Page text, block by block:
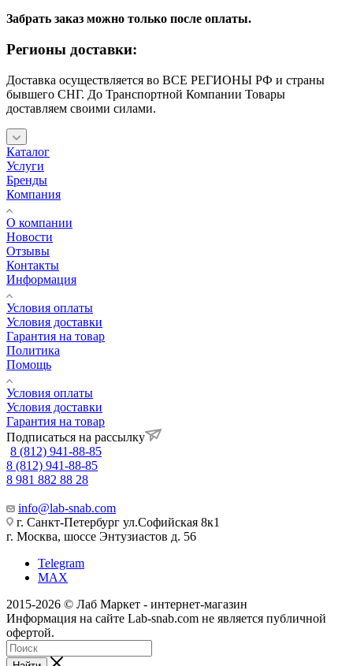
Забрать заказ можно только после оплаты.
Регионы доставки:
Доставка осуществляется во ВСЕ РЕГИОНЫ РФ и страны
бывшего СНГ. До Транспортной Компании Товары
доставляем своими силами.
Каталог
Услуги
Бренды
Компания
О компании
Новости
Отзывы
Контакты
Информация
Условия оплаты
Условия доставки
Гарантия на товар
Политика
Помощь
Условия оплаты
Условия доставки
Гарантия на товар
Подписаться на рассылку
8 (812) 941-88-85
8 (812) 941-88-85
8 981 882 88 28
info@lab-snab.com
г. Санкт-Петербург ул.Софийская 8к1
г. Москва, шоссе Энтузиастов д. 56
Telegram
MAX
2015-2026 © Лаб Маркет - интернет-магазин
Информация на сайте Lab-snab.com не является публичной
офертой.